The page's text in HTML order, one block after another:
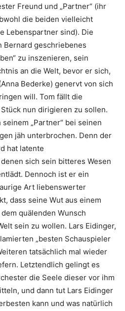
Freund und „Partner“ (ihr
die beiden vielleicht
Lebenspartner sind). Die
Bernard geschriebenes
zu inszenieren, sein
an die Welt, bevor er sich,
Bederke) genervt von sich
will. Tom fällt die
nun dirigieren zu sollen.
„Partner“ bei seinen
jäh unterbrochen. Denn der
hat latente
sich sein bitteres Wesen
Dennoch ist er ein
Art liebenswerter
dass seine Wut aus einem
quälenden Wunsch
sein zu wollen. Lars Eidinger,
„besten Schauspieler
tatsächlich mal wieder
Letztendlich gelingt es
die Seele dieser vor ihm
und dann tut Lars Eidinger
kann und was natürlich